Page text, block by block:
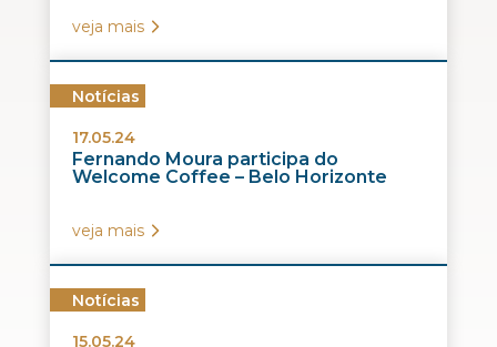
veja mais
Notícias
17.05.24
Fernando Moura participa do
Welcome Coffee – Belo Horizonte
veja mais
Notícias
15.05.24